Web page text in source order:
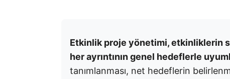
Etkinlik proje yönetimi, etkinliklerin
her ayrıntının genel hedeflerle
tanımlanması, net hedeflerin